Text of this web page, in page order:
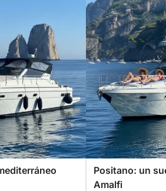
Positano: un
Amalfi